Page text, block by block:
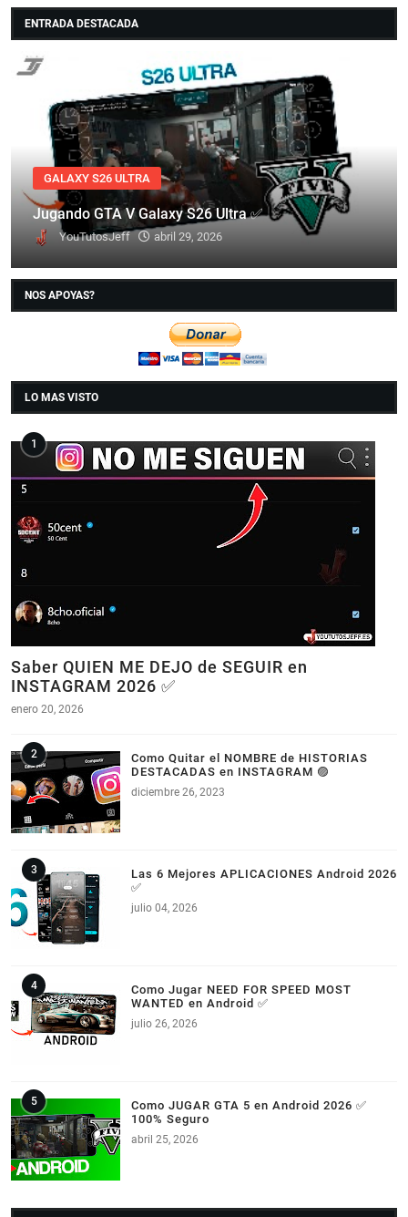
ENTRADA DESTACADA
GALAXY S26 ULTRA
Jugando GTA V Galaxy S26 Ultra ✅
YouTutosJeff abril 29, 2026
NOS APOYAS?
LO MAS VISTO
Saber QUIEN ME DEJO de SEGUIR en
INSTAGRAM 2026 ✅
enero 20, 2026
Como Quitar el NOMBRE de HISTORIAS
DESTACADAS en INSTAGRAM 🟣
diciembre 26, 2023
Las 6 Mejores APLICACIONES Android 2026
✅
julio 04, 2026
Como Jugar NEED FOR SPEED MOST
WANTED en Android ✅
julio 26, 2026
Como JUGAR GTA 5 en Android 2026 ✅
100% Seguro
abril 25, 2026